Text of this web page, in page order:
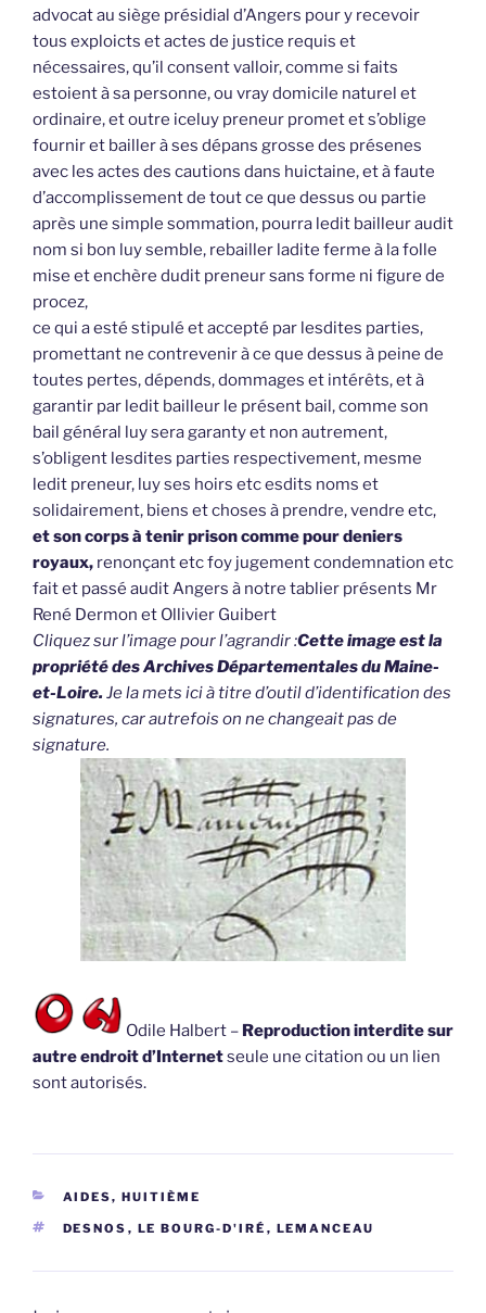
advocat au siège présidial d’Angers pour y recevoir
tous exploicts et actes de justice requis et
nécessaires, qu’il consent valloir, comme si faits
estoient à sa personne, ou vray domicile naturel et
ordinaire, et outre iceluy preneur promet et s’oblige
fournir et bailler à ses dépans grosse des présenes
avec les actes des cautions dans huictaine, et à faute
d’accomplissement de tout ce que dessus ou partie
après une simple sommation, pourra ledit bailleur audit
nom si bon luy semble, rebailler ladite ferme à la folle
mise et enchère dudit preneur sans forme ni figure de
procez,
ce qui a esté stipulé et accepté par lesdites parties,
promettant ne contrevenir à ce que dessus à peine de
toutes pertes, dépends, dommages et intérêts, et à
garantir par ledit bailleur le présent bail, comme son
bail général luy sera garanty et non autrement,
s’obligent lesdites parties respectivement, mesme
ledit preneur, luy ses hoirs etc esdits noms et
solidairement, biens et choses à prendre, vendre etc,
et son corps à tenir prison comme pour deniers
royaux, renonçant etc foy jugement condemnation etc
fait et passé audit Angers à notre tablier présents Mr
René Dermon et Ollivier Guibert
Cliquez sur l’image pour l’agrandir :Cette image est la
propriété des Archives Départementales du Maine-
et-Loire. Je la mets ici à titre d’outil d’identification des
signatures, car autrefois on ne changeait pas de
signature.
Odile Halbert – Reproduction interdite sur
autre endroit d’Internetseule une citation ou un lien
sont autorisés.
CATÉGORIES
AIDES, HUITIÈME
ÉTIQUETTES
DESNOS , LE BOURG-D'IRÉ , LEMANCEAU